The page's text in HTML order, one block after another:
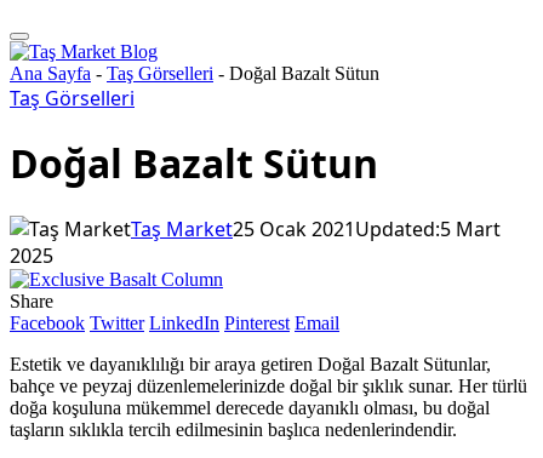
Ana Sayfa - Taş Görselleri - Doğal Bazalt Sütun
Taş Görselleri
Doğal Bazalt Sütun
Taş Market25 Ocak 2021Updated:5 Mart
2025
Share
Facebook Twitter LinkedIn Pinterest Email
Estetik ve dayanıklılığı bir araya getiren Doğal Bazalt Sütunlar,
bahçe ve peyzaj düzenlemelerinizde doğal bir şıklık sunar. Her türlü
doğa koşuluna mükemmel derecede dayanıklı olması, bu doğal
taşların sıklıkla tercih edilmesinin başlıca nedenlerindendir.